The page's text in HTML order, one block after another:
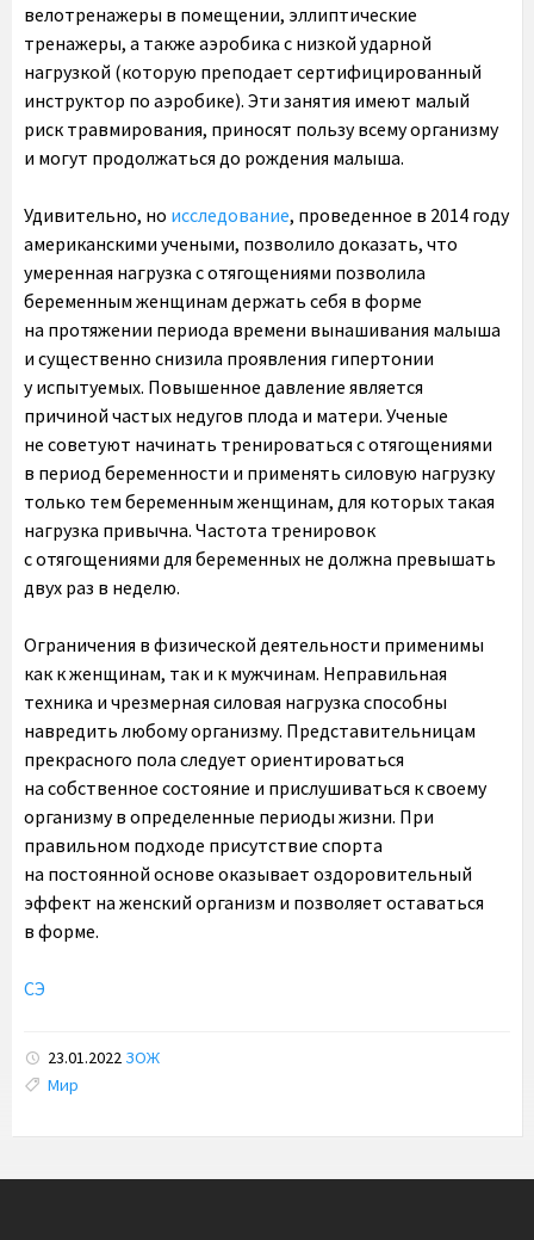
велотренажеры в помещении, эллиптические
тренажеры, а также аэробика с низкой ударной
нагрузкой (которую преподает сертифицированный
инструктор по аэробике). Эти занятия имеют малый
риск травмирования, приносят пользу всему организму
и могут продолжаться до рождения малыша.
Удивительно, но исследование, проведенное в 2014 году
американскими учеными, позволило доказать, что
умеренная нагрузка с отягощениями позволила
беременным женщинам держать себя в форме
на протяжении периода времени вынашивания малыша
и существенно снизила проявления гипертонии
у испытуемых. Повышенное давление является
причиной частых недугов плода и матери. Ученые
не советуют начинать тренироваться с отягощениями
в период беременности и применять силовую нагрузку
только тем беременным женщинам, для которых такая
нагрузка привычна. Частота тренировок
с отягощениями для беременных не должна превышать
двух раз в неделю.
Ограничения в физической деятельности применимы
как к женщинам, так и к мужчинам. Неправильная
техника и чрезмерная силовая нагрузка способны
навредить любому организму. Представительницам
прекрасного пола следует ориентироваться
на собственное состояние и прислушиваться к своему
организму в определенные периоды жизни. При
правильном подходе присутствие спорта
на постоянной основе оказывает оздоровительный
эффект на женский организм и позволяет оставаться
в форме.
СЭ
23.01.2022 ЗОЖ
Tags:
Мир